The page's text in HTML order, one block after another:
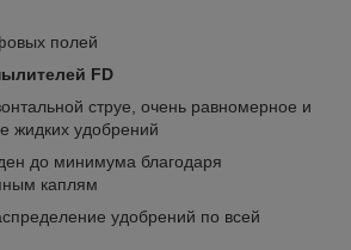
полей
FD
струе, очень равномерное и
жидких удобрений
до минимума благодаря
каплям
удобрений по всей